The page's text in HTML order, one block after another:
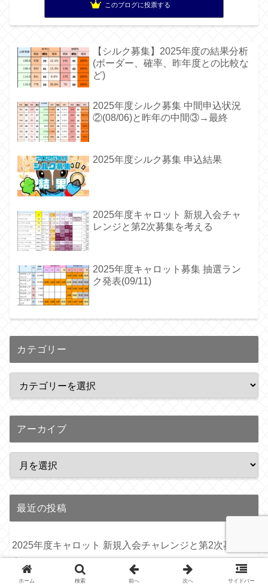
このブログに投票する
【シルク募集】2025年度の結果分析
(ボーダー、確率、昨年度との比較な
ど)
2025年度シルク募集 中間申込状況
②(08/06)と昨年の中間③→最終
2025年度シルク募集 申込結果
2025年度キャロット 新規入会チャ
レンジと第2次募集を考える
2025年度キャロット募集 抽選ラン
ク発表(09/11)
カテゴリー
アーカイブ
最近の投稿
2025年度キャロット 新規入会チャレンジと第2次募集を
考える
ホーム 検索 前へ 次へ サイドバー